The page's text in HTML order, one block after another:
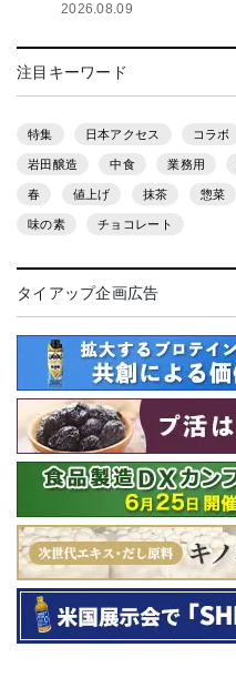
2026.08.09
注目キーワード
特集 日本アクセス コラボ
岩田醸造 中食 業務用
春 値上げ 抹茶 惣菜
味の素 チョコレート
タイアップ企画広告